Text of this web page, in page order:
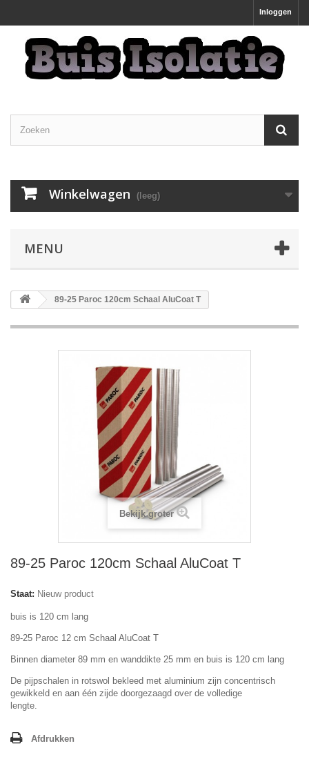
Inloggen
Winkelwagen (leeg)
MENU
89-25 Paroc 120cm Schaal AluCoat T
Bekijk groter
89-25 Paroc 120cm Schaal AluCoat T
Staat: Nieuw product
buis is 120 cm lang
89-25 Paroc 12 cm Schaal AluCoat T
Binnen diameter 89 mm en wanddikte 25 mm en buis is 120 cm lang
De pijpschalen in rotswol bekleed met aluminium zijn concentrisch
gewikkeld en aan één zijde doorgezaagd over de volledige
lengte.
Afdrukken